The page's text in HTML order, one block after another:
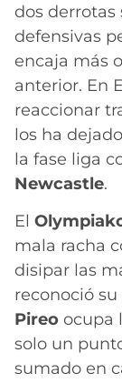
dos derrotas
defensivas
encaja más
anterior. En
reaccionar
los ha
la fase liga
Newcastle.
El
mala racha
disipar las
reconoció
Pireo ocupa
solo un
sumado en